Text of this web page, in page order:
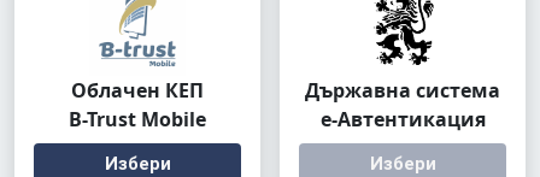
Облачен КЕП
B-Trust Mobile
Избери
Държавна система
е-Автентикация
Избери